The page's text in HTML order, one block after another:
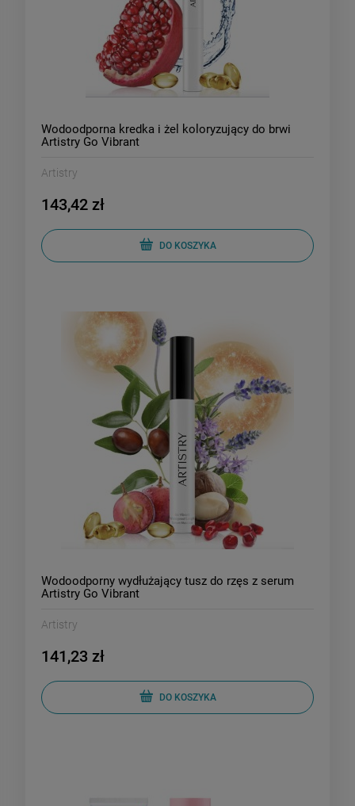
Wodoodporna kredka i żel koloryzujący do brwi
Artistry Go Vibrant
Artistry
143,42 zł
DO KOSZYKA
Wodoodporny wydłużający tusz do rzęs z serum
Artistry Go Vibrant
Artistry
141,23 zł
DO KOSZYKA